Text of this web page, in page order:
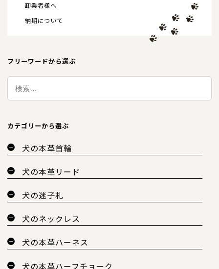
卸業者様へ
納期について
フリーワードから選ぶ
カテゴリーから選ぶ
犬の本革首輪
犬の本革リード
犬の迷子札
犬のネックレス
犬の本革ハーネス
犬の本革ハーフチョーク